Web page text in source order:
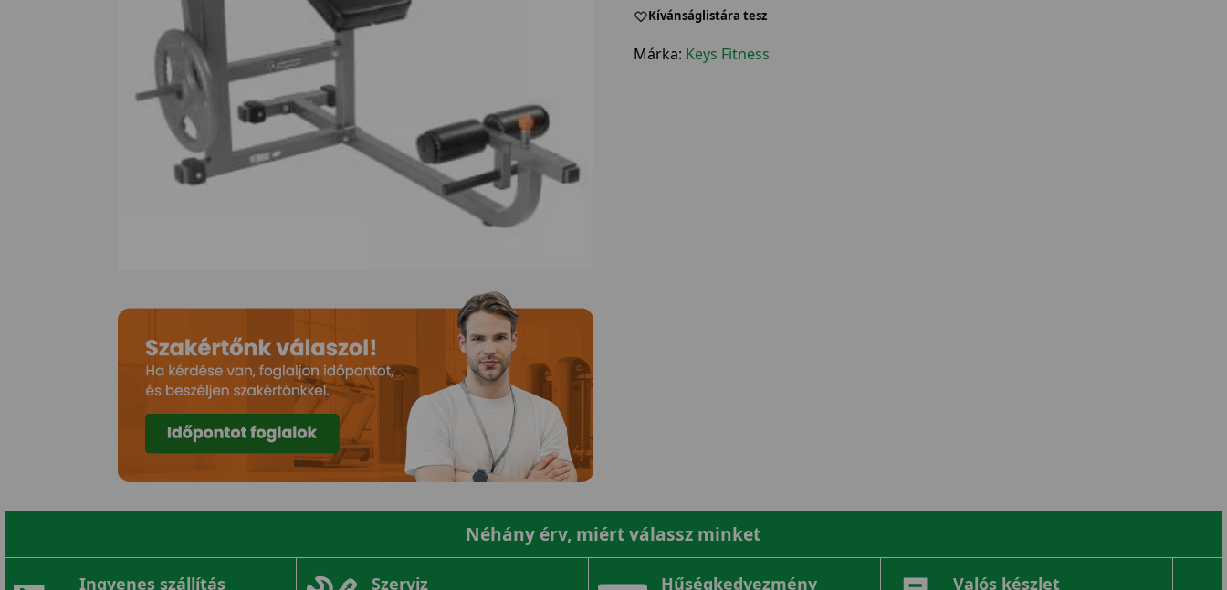
Kívánságlistára tesz
Márka: Keys Fitness
Néhány érv, miért válassz minket
Ingyenes szállítás Szerviz Hűségkedvezmény Valós készlet